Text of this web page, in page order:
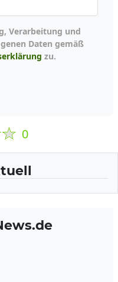
Daten gemäß
zu.
0